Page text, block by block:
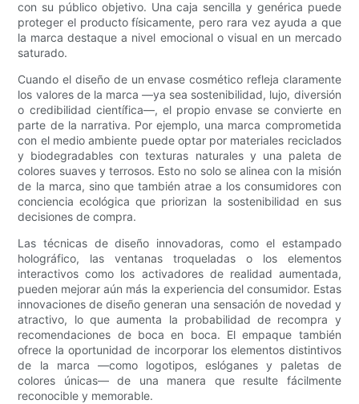
con su público objetivo. Una caja sencilla y genérica puede
proteger el producto físicamente, pero rara vez ayuda a que
la marca destaque a nivel emocional o visual en un mercado
saturado.
Cuando el diseño de un envase cosmético refleja claramente
los valores de la marca —ya sea sostenibilidad, lujo, diversión
o credibilidad científica—, el propio envase se convierte en
parte de la narrativa. Por ejemplo, una marca comprometida
con el medio ambiente puede optar por materiales reciclados
y biodegradables con texturas naturales y una paleta de
colores suaves y terrosos. Esto no solo se alinea con la misión
de la marca, sino que también atrae a los consumidores con
conciencia ecológica que priorizan la sostenibilidad en sus
decisiones de compra.
Las técnicas de diseño innovadoras, como el estampado
holográfico, las ventanas troqueladas o los elementos
interactivos como los activadores de realidad aumentada,
pueden mejorar aún más la experiencia del consumidor. Estas
innovaciones de diseño generan una sensación de novedad y
atractivo, lo que aumenta la probabilidad de recompra y
recomendaciones de boca en boca. El empaque también
ofrece la oportunidad de incorporar los elementos distintivos
de la marca —como logotipos, eslóganes y paletas de
colores únicas— de una manera que resulte fácilmente
reconocible y memorable.